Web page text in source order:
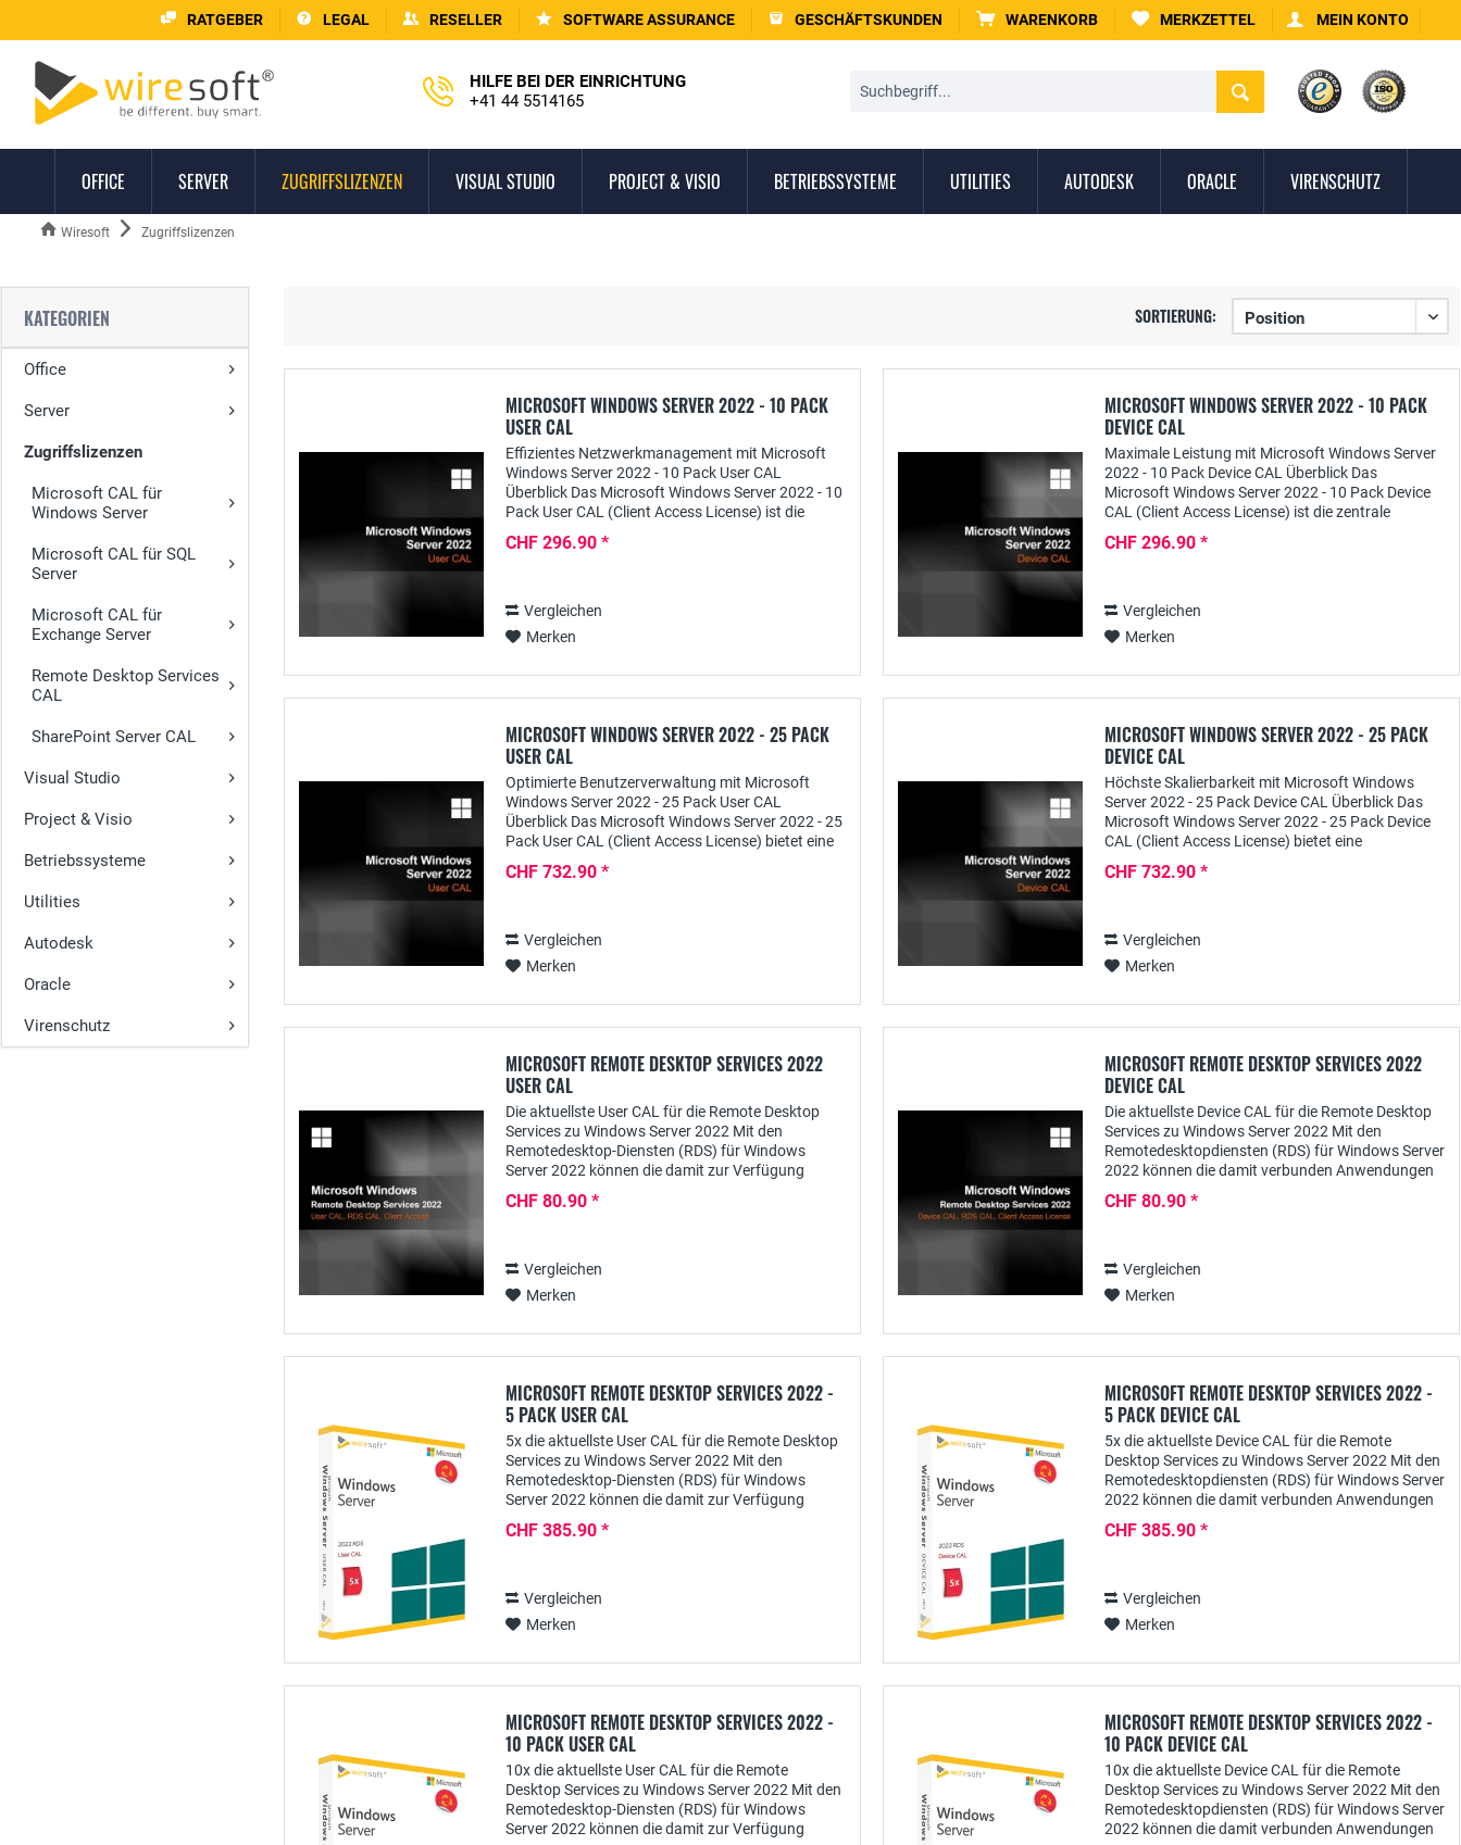
RATGEBER LEGAL RESELLER SOFTWARE ASSURANCE GESCHÄFTSKUNDEN WARENKORB MERKZETTEL MEIN KONTO
HILFE BEI DER EINRICHTUNG
+41 44 5514165
OFFICE SERVER ZUGRIFFSLIZENZEN VISUAL STUDIO PROJECT & VISIO BETRIEBSSYSTEME UTILITIES AUTODESK ORACLE VIRENSCHUTZ
Wiresoft Zugriffslizenzen
KATEGORIEN
Office
Server
Zugriffslizenzen
Microsoft CAL für
Windows Server
Microsoft CAL für SQL
Server
Microsoft CAL für
Exchange Server
Remote Desktop Services
CAL
SharePoint Server CAL
Visual Studio
Project & Visio
Betriebssysteme
Utilities
Autodesk
Oracle
Virenschutz
SORTIERUNG:
MICROSOFT WINDOWS SERVER 2022 - 10 PACK
USER CAL
Effizientes Netzwerkmanagement mit Microsoft
Windows Server 2022 - 10 Pack User CAL
Überblick Das Microsoft Windows Server 2022 - 10
Pack User CAL (Client Access License) ist die
skalierbare...
CHF 296.90 *
Vergleichen
Merken
MICROSOFT WINDOWS SERVER 2022 - 10 PACK
DEVICE CAL
Maximale Leistung mit Microsoft Windows Server
2022 - 10 Pack Device CAL Überblick Das
Microsoft Windows Server 2022 - 10 Pack Device
CAL (Client Access License) ist die zentrale
leistungsstarke und...
CHF 296.90 *
Vergleichen
Merken
MICROSOFT WINDOWS SERVER 2022 - 25 PACK
USER CAL
Optimierte Benutzerverwaltung mit Microsoft
Windows Server 2022 - 25 Pack User CAL
Überblick Das Microsoft Windows Server 2022 - 25
Pack User CAL (Client Access License) bietet eine
erweiterte...
CHF 732.90 *
Vergleichen
Merken
MICROSOFT WINDOWS SERVER 2022 - 25 PACK
DEVICE CAL
Höchste Skalierbarkeit mit Microsoft Windows
Server 2022 - 25 Pack Device CAL Überblick Das
Microsoft Windows Server 2022 - 25 Pack Device
CAL (Client Access License) bietet eine
umfassende...
CHF 732.90 *
Vergleichen
Merken
MICROSOFT REMOTE DESKTOP SERVICES 2022
USER CAL
Die aktuellste User CAL für die Remote Desktop
Services zu Windows Server 2022 Mit den
Remotedesktop-Diensten (RDS) für Windows
Server 2022 können die damit zur Verfügung
Nutzer...
CHF 80.90 *
Vergleichen
Merken
MICROSOFT REMOTE DESKTOP SERVICES 2022
DEVICE CAL
Die aktuellste Device CAL für die Remote Desktop
Services zu Windows Server 2022 Mit den
Remotedesktopdiensten (RDS) für Windows Server
2022 können die damit verbunden Anwendungen
User...
CHF 80.90 *
Vergleichen
Merken
MICROSOFT REMOTE DESKTOP SERVICES 2022 -
5 PACK USER CAL
5x die aktuellste User CAL für die Remote Desktop
Services zu Windows Server 2022 Mit den
Remotedesktop-Diensten (RDS) für Windows
Server 2022 können die damit zur Verfügung
Nutzer...
CHF 385.90 *
Vergleichen
Merken
MICROSOFT REMOTE DESKTOP SERVICES 2022 -
5 PACK DEVICE CAL
5x die aktuellste Device CAL für die Remote
Desktop Services zu Windows Server 2022 Mit den
Remotedesktopdiensten (RDS) für Windows Server
2022 können die damit verbunden Anwendungen
User...
CHF 385.90 *
Vergleichen
Merken
MICROSOFT REMOTE DESKTOP SERVICES 2022 -
10 PACK USER CAL
10x die aktuellste User CAL für die Remote
Desktop Services zu Windows Server 2022 Mit den
Remotedesktop-Diensten (RDS) für Windows
Server 2022 können die damit zur Verfügung
MICROSOFT REMOTE DESKTOP SERVICES 2022 -
10 PACK DEVICE CAL
10x die aktuellste Device CAL für die Remote
Desktop Services zu Windows Server 2022 Mit den
Remotedesktopdiensten (RDS) für Windows Server
2022 können die damit verbunden Anwendungen